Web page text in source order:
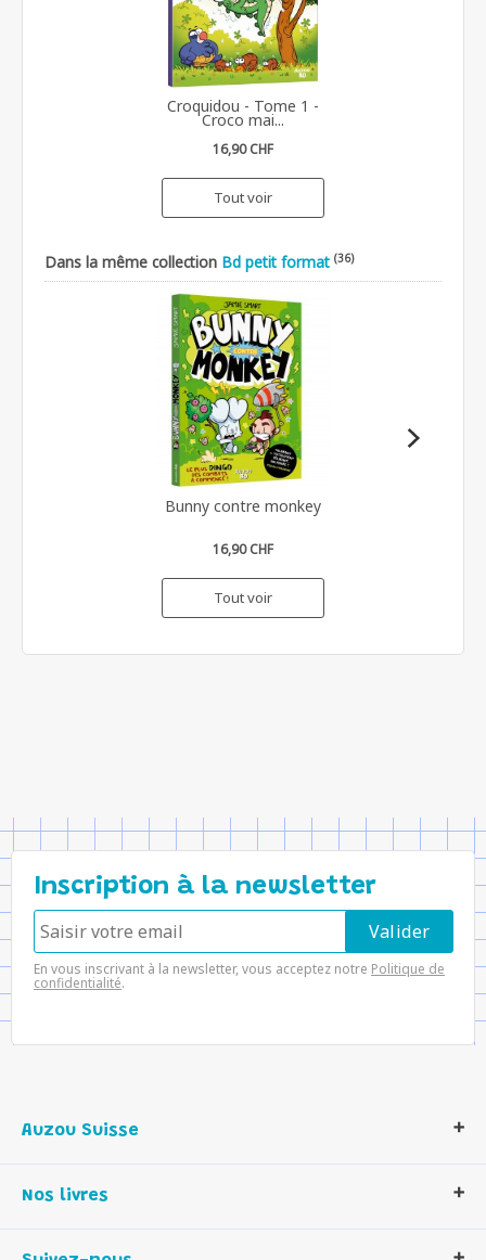
Croquidou - Tome 1 -
Croco mai...
16,90 CHF
Tout voir
Dans la même collection Bd petit format (36)
Bunny contre monkey
16,90 CHF
Tout voir
Inscription à la newsletter
En vous inscrivant à la newsletter, vous acceptez notre Politique de
confidentialité.
Auzou Suisse
Notre histoire
Nos livres